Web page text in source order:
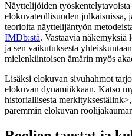
Näyttelijöiden työskentelytavoista
elokuvateollisuuden julkaisuissa,
teorioita näyttelijäntyön
IMDb:stä. Vastaavia
ja sen vaikutuksesta
mielenkiintoisen ämärin myös
Lisäksi elokuvan sivuhahmot
elokuvan dynamiikkaan. Katso
historiallisesta merkityksestälink>,
paremmin elokuvan